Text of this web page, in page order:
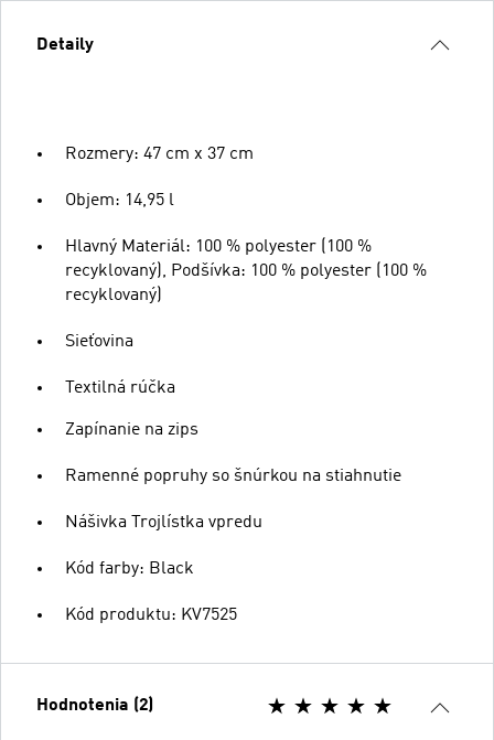
Detaily
Rozmery: 47 cm x 37 cm
Objem: 14,95 l
Hlavný Materiál: 100 % polyester (100 %
recyklovaný), Podšívka: 100 % polyester (100 %
recyklovaný)
Sieťovina
Textilná rúčka
Zapínanie na zips
Ramenné popruhy so šnúrkou na stiahnutie
Nášivka Trojlístka vpredu
Kód farby: Black
Kód produktu: KV7525
Hodnotenia (2)